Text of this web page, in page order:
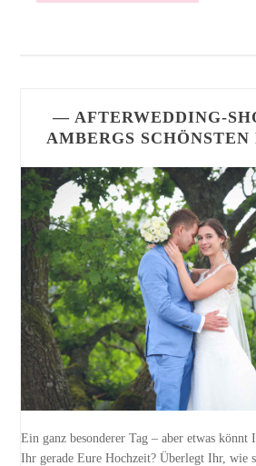
— AFTERWEDDING-
AMBERGS
Ein ganz besonderer Tag – aber etwas
Ihr gerade Eure Hochzeit? Überlegt Ihr, wie